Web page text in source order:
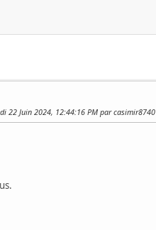
22 Juin 2024, 12:44:16 PM par casimir8740